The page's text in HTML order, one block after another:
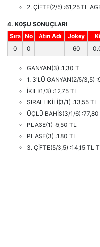
2. ÇİFTE(2/5) :61,25 TL
4. KOŞU SONUÇLARI
Sıra No Atın Adı Jokey
0
0 60
GANYAN(3) :1,30 TL
1. 3'LÜ GANYAN(2/5/3,5)
İKİLİ(1/3) :12,75 TL
SIRALI İKİLİ(3/1) :13,55 TL
ÜÇLÜ BAHİS(3/1/6) :77,80
PLASE(1) :5,50 TL
PLASE(3) :1,80 TL
3. ÇİFTE(5/3,5) :14,15 TL